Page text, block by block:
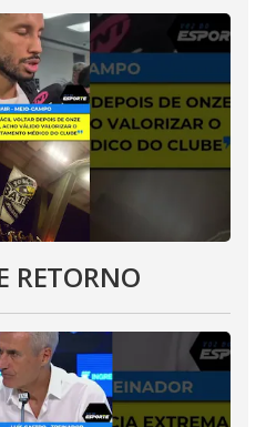
RETORNO